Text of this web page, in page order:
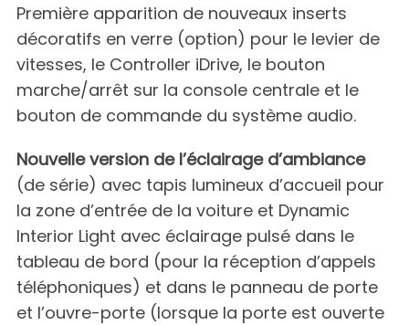
Première apparition de nouveaux inserts
décoratifs en verre (option) pour le levier de
vitesses, le Controller iDrive, le bouton
marche/arrêt sur la console centrale et le
bouton de commande du système audio.
Nouvelle version de l’éclairage d’ambiance
(de série) avec tapis lumineux d’accueil pour
la zone d’entrée de la voiture et Dynamic
Interior Light avec éclairage pulsé dans le
tableau de bord (pour la réception d’appels
téléphoniques) et dans le panneau de porte
et l’ouvre-porte (lorsque la porte est ouverte